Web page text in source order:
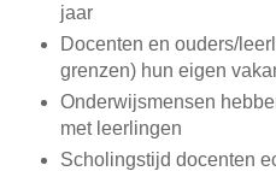
jaar
Docenten en ouders/
grenzen) hun eigen
Onderwijsmensen
met leerlingen
Scholingstijd docenten